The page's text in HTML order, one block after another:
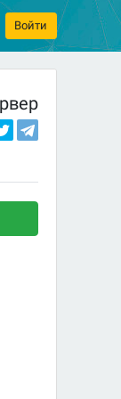
Войти